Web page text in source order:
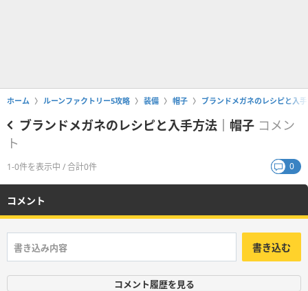
ホーム ルーンファクトリー5攻略 装備 帽子 ブランドメガネのレシピと入
ブランドメガネのレシピと入手方法｜帽子 コメン
ト
1-0件を表示中 / 合計0件 0
コメント
書き込む
コメント履歴を見る